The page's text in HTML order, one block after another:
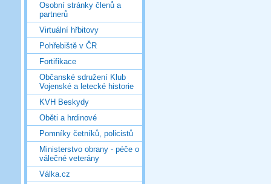
Osobní stránky členů a
partnerů
Virtuální hřbitovy
Pohřebiště v ČR
Fortifikace
Občanské sdružení Klub
Vojenské a letecké historie
KVH Beskydy
Oběti a hrdinové
Pomníky četníků, policistů
Ministerstvo obrany - péče o
válečné veterány
Válka.cz